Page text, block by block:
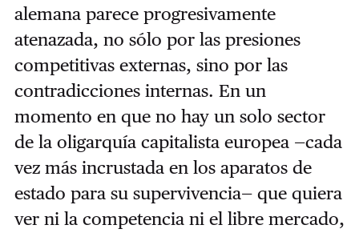
alemana parece progresivamente
atenazada, no sólo por las presiones
competitivas externas, sino por las
contradicciones internas. En un
momento en que no hay un solo sector
de la oligarquía capitalista europea —cada
vez más incrustada en los aparatos de
estado para su supervivencia— que quiera
ver ni la competencia ni el libre mercado,